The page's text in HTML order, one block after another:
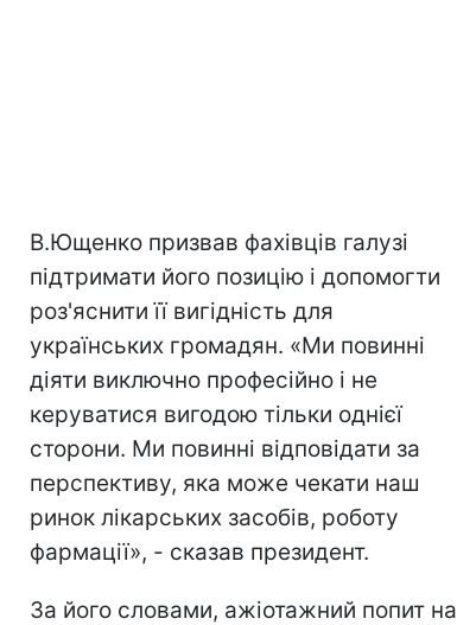
В.Ющенко призвав фахівців галузі
підтримати його позицію і допомогти
роз'яснити її вигідність для
українських громадян. «Ми повинні
діяти виключно професійно і не
керуватися вигодою тільки однієї
сторони. Ми повинні відповідати за
перспективу, яка може чекати наш
ринок лікарських засобів, роботу
фармації», - сказав президент.
За його словами, ажіотажний попит на